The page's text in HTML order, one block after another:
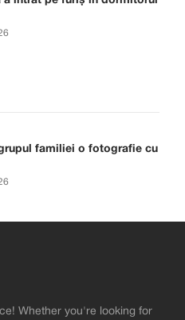
familiei o fotografie cu
Whether you're looking for